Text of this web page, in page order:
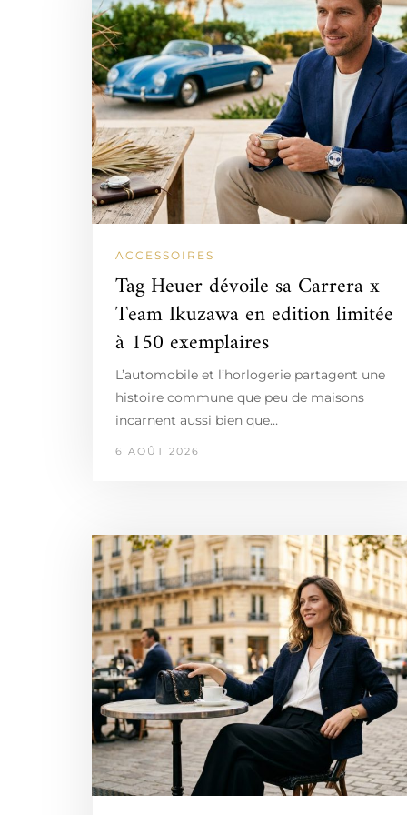
ACCESSOIRES
Tag Heuer dévoile sa Carrera x
Team Ikuzawa en edition limitée
à 150 exemplaires
L’automobile et l’horlogerie partagent une
histoire commune que peu de maisons
incarnent aussi bien que…
6 AOÛT 2026